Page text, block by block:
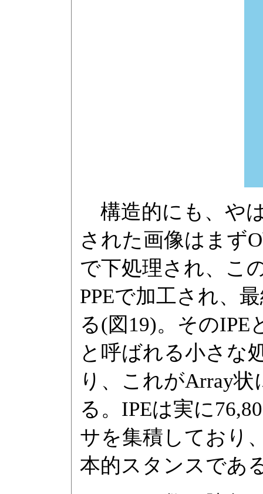
構造的にも、や
された画像はまず
で下処理され、こ
PPEで加工され、
る(図19)。そのIPE
と呼ばれる小さな
り、これがArray
る。IPEは実に
サを集積しており
本的スタンスであ